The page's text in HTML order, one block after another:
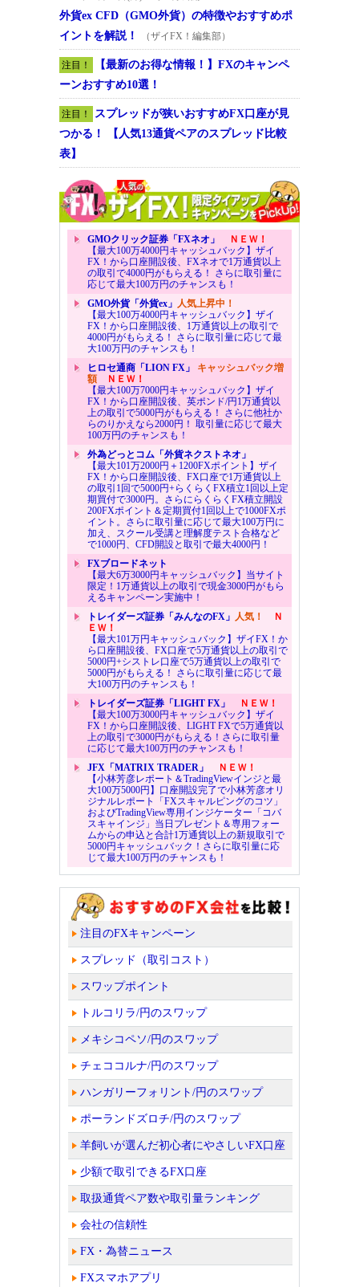
外貨ex CFD（GMO外貨）の特徴やおすすめポ
イントを解説！
（ザイFX！編集部）
注目！
【最新のお得な情報！】FXのキャンペ
ーンおすすめ10選！
注目！
スプレッドが狭いおすすめFX口座が見
つかる！ 【人気13通貨ペアのスプレッド比較
表】
GMOクリック証券「FXネオ」
ＮＥＷ！
【最大100万4000円キャッシュバック】ザイ
FX！から口座開設後、FXネオで1万通貨以上
の取引で4000円がもらえる！ さらに取引量に
応じて最大100万円のチャンスも！
GMO外貨「外貨ex」 人気上昇中！
【最大100万4000円キャッシュバック】ザイ
FX！から口座開設後、1万通貨以上の取引で
4000円がもらえる！ さらに取引量に応じて最
大100万円のチャンスも！
ヒロセ通商「LION FX」 キャッシュバック増
額ＮＥＷ！
【最大100万7000円キャッシュバック】ザイ
FX！から口座開設後、英ポンド/円1万通貨以
上の取引で5000円がもらえる！ さらに他社か
らのりかえなら2000円！ 取引量に応じて最大
100万円のチャンスも！
外為どっとコム「外貨ネクストネオ」
【最大101万2000円＋1200FXポイント】ザイ
FX！から口座開設後、FX口座で1万通貨以上
の取引1回で5000円+らくらくFX積立1回以上定
期買付で3000円。さらにらくらくFX積立開設
200FXポイント＆定期買付1回以上で1000FXポ
イント。さらに取引量に応じて最大100万円に
加え、スクール受講と理解度テスト合格など
で1000円、CFD開設と取引で最大4000円！
FXブロードネット
【最大6万3000円キャッシュバック】当サイト
限定！1万通貨以上の取引で現金3000円がもら
えるキャンペーン実施中！
トレイダーズ証券「みんなのFX」 人気！
Ｎ
ＥＷ！
【最大101万円キャッシュバック】ザイFX！か
ら口座開設後、FX口座で5万通貨以上の取引で
5000円+シストレ口座で5万通貨以上の取引で
5000円がもらえる！ さらに取引量に応じて最
大100万円のチャンスも！
トレイダーズ証券「LIGHT FX」
ＮＥＷ！
【最大100万3000円キャッシュバック】ザイ
FX！から口座開設後、LIGHT FXで5万通貨以
上の取引で3000円がもらえる！さらに取引量
に応じて最大100万円のチャンスも！
JFX「MATRIX TRADER」
ＮＥＷ！
【小林芳彦レポート＆TradingViewインジと最
大100万5000円】口座開設完了で小林芳彦オリ
ジナルレポート「FXスキャルピングのコツ」
およびTradingView専用インジケーター「コバ
スキャインジ」当日プレゼント＆専用フォー
ムからの申込と合計1万通貨以上の新規取引で
5000円キャッシュバック！さらに取引量に応
じて最大100万円のチャンスも！
注目のFXキャンペーン
スプレッド（取引コスト）
スワップポイント
トルコリラ/円のスワップ
メキシコペソ/円のスワップ
チェココルナ/円のスワップ
ハンガリーフォリント/円のスワップ
ポーランドズロチ/円のスワップ
羊飼いが選んだ初心者にやさしいFX口座
少額で取引できるFX口座
取扱通貨ペア数や取引量ランキング
会社の信頼性
FX・為替ニュース
FXスマホアプリ